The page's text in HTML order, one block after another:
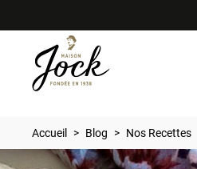
Accueil Blog Nos Recettes